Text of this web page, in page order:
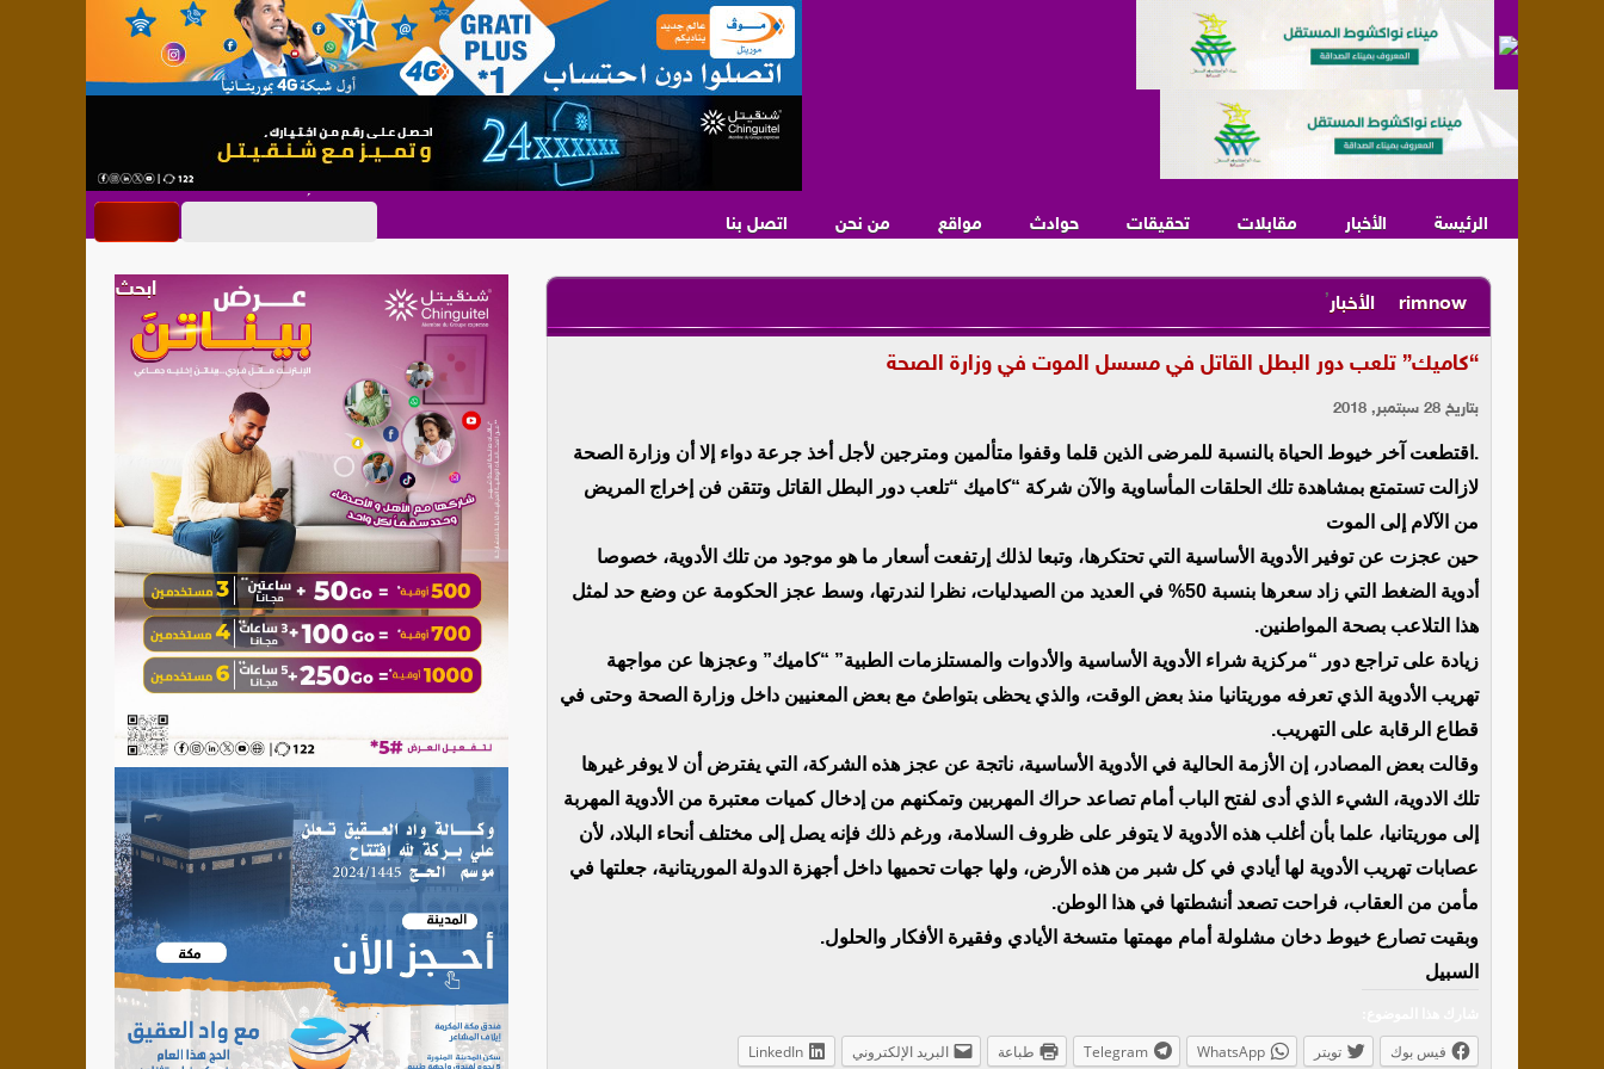
الرئيسة الأخبار مقابلات تحقيقات حوادث مواقع من نحن اتصل بنا
rimnow
,
الأخبار
“كاميك” تلعب دور البطل القاتل في مسسل الموت في وزارة الصحة
بتاريخ 28 سبتمبر, 2018
.اقتطعت آخر خيوط الحياة بالنسبة للمرضى الذين قلما وقفوا متألمين ومترجين لأجل أخذ جرعة دواء إلا أن وزارة الصحة
لازالت تستمتع بمشاهدة تلك الحلقات المأساوية والآن شركة “كاميك “تلعب دور البطل القاتل وتتقن فن إخراج المريض
من الآلام إلى الموت
حين عجزت عن توفير الأدوية الأساسية التي تحتكرها، وتبعا لذلك إرتفعت أسعار ما هو موجود من تلك الأدوية، خصوصا
أدوية الضغط التي زاد سعرها بنسبة 50% في العديد من الصيدليات، نظرا لندرتها، وسط عجز الحكومة عن وضع حد لمثل
هذا التلاعب بصحة المواطنين.
زيادة على تراجع دور “مركزية شراء الأدوية الأساسية والأدوات والمستلزمات الطبية” “كاميك” وعجزها عن مواجهة
تهريب الأدوية الذي تعرفه موريتانيا منذ بعض الوقت، والذي يحظى بتواطئ مع بعض المعنيين داخل وزارة الصحة وحتى في
قطاع الرقابة على التهريب.
وقالت بعض المصادر، إن الأزمة الحالية في الأدوية الأساسية، ناتجة عن عجز هذه الشركة، التي يفترض أن لا يوفر غيرها
تلك الادوية، الشيء الذي أدى لفتح الباب أمام تصاعد حراك المهربين وتمكنهم من إدخال كميات معتبرة من الأدوية المهربة
إلى موريتانيا، علما بأن أغلب هذه الأدوية لا يتوفر على ظروف السلامة، ورغم ذلك فإنه يصل إلى مختلف أنحاء البلاد، لأن
عصابات تهريب الأدوية لها أيادي في كل شبر من هذه الأرض، ولها جهات تحميها داخل أجهزة الدولة الموريتانية، جعلتها في
مأمن من العقاب، فراحت تصعد أنشطتها في هذا الوطن.
وبقيت تصارع خيوط دخان مشلولة أمام مهمتها متسخة الأيادي وفقيرة الأفكار والحلول.
السبيل
فيس بوك تويتر WhatsApp
Telegram طباعة البريد الإلكتروني LinkedIn